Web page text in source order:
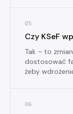
05
Czy KSeF
Tak – to
dostosować
żeby
06